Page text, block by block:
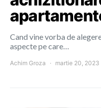
Cand vine vorba de
aspecte pe care…
Achim Groza martie 20, 2023